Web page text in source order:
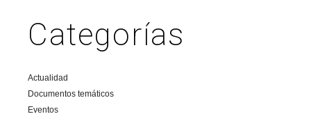
Categorías
Actualidad
Documentos temáticos
Eventos